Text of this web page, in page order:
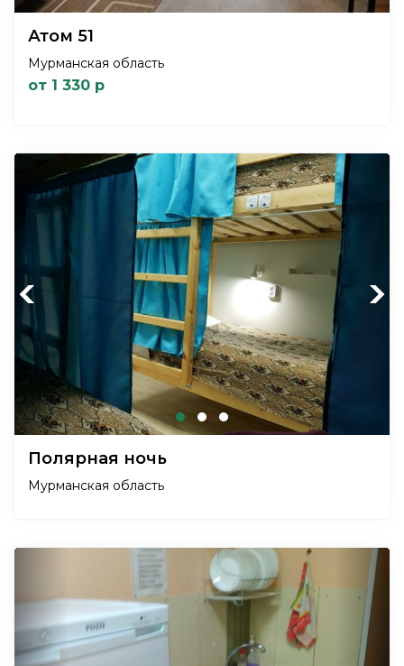
Атом 51
Мурманская область
от 1 330 р
Previous Next
Полярная ночь
Мурманская область